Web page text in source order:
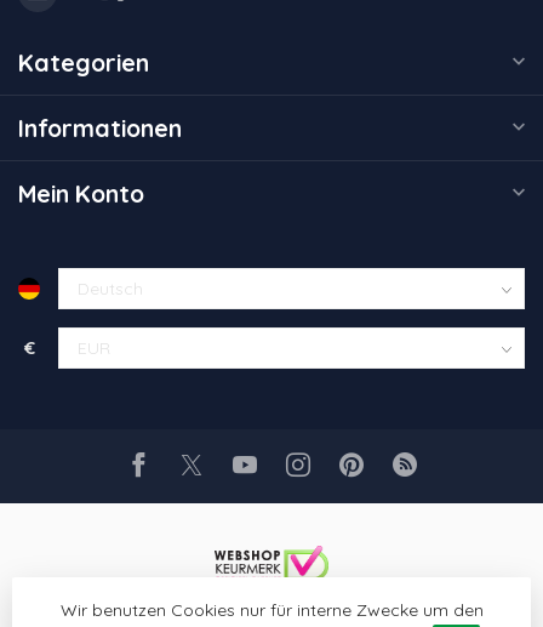
Kategorien
Informationen
Mein Konto
€
Wir benutzen Cookies nur für interne Zwecke um den